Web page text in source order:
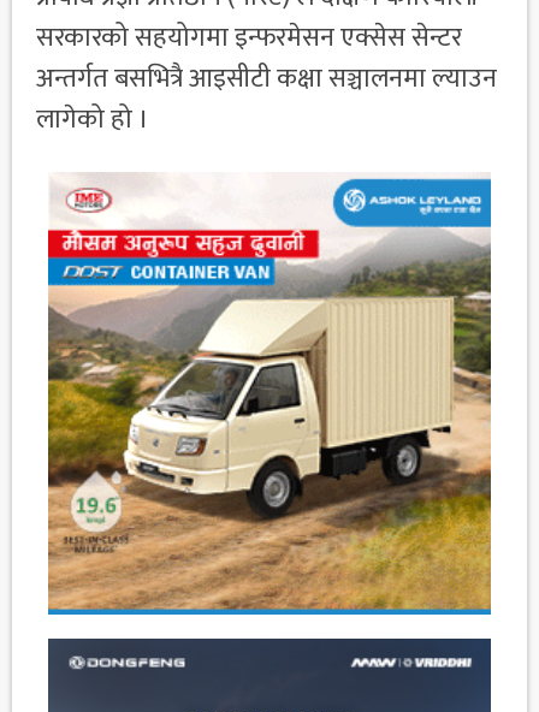
सरकारको सहयोगमा इन्फरमेसन एक्सेस सेन्टर
अन्तर्गत बसभित्रै आइसीटी कक्षा सञ्चालनमा ल्याउन
लागेको हो ।